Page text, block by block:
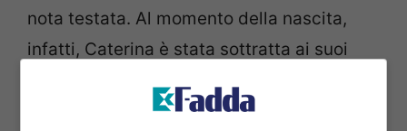
nota testata. Al momento della nascita,
infatti, Caterina è stata sottratta ai suoi